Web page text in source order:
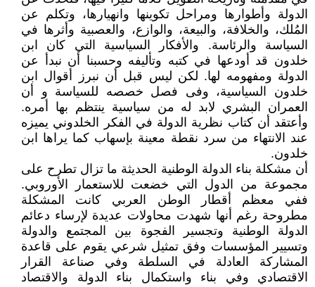
الدولة وأطوارها ومراحل تكوينها وانهيارها، وتكلم عن
المُلك، والخلافة، والبيعة، والوازع، والعصبية وأثرها في
السياسة والرئاسة. والأفكار السياسية التي كان ابن
خلدون قد أودعها في كتبه وتأليفه وحسبنا أن نبدأ عن
الدولة ومفهومه لها. لكن ليس قبل أن نبرز أقوال ابن
خلدون السياسية، وفى فصل خصصه للسياسة و أن
العمران البشري لابد له من سياسية ينتظم بها أمره.
وأعتقد أن كتاب نظرية الدولة في الفكر الخلدوني يميزه
عند الانتهاء من سرد نقطة معينة بإسهاب كما يراها ابن
خلدون.
أن مشكلة بناء الدولة الوطنية الحديثة ما تزال تطرح على
مجموعة من الدول التي خضعت للاستعمار الأوروبي.
ففي معظم أقطار الوطن العربي كانت المشكلة
مطروحة رغم أنها شهدت محاولات عديدة لإرساء دعائم
الدولة الوطنية وتجسير الفجوة بين المجتمع والدولة
وتسيير المؤسسات وفق تمثيل شرعي يقوم على قاعدة
المشاركة العادلة في السلطة وفي صناعة القرار
الاقتصادي وفي بناء واستكمال بناء الدولة والاقتصاد